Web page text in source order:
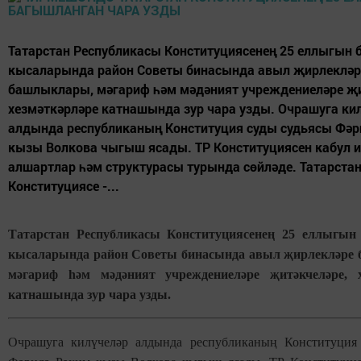
Татарстан Республикасы Конституциясенең 25 еллыгын
кысаларында район Советы бинасында авыл
башлыклары, мәгариф һәм мәдәният учреждениеләре
хезмәткәрләре катнашында зур чара узды. Очрашуга
алдында республиканың Конституция суды судьясы
кызы Волкова чыгыш ясады. ТР Конституциясен кабул
алшартлар һәм структурасы турында сөйләде. Татарстан
Конституциясе -...
Татарстан Республикасы Конституциясенең 25 еллыгын
кысаларында район Советы бинасында авыл
мәгариф һәм мәдәният учреждениеләре җитәкчеләре,
катнашында зур чара узды.
Очрашуга килүчеләр алдында республиканың